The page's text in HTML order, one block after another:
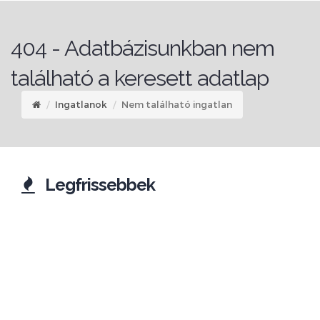
404 - Adatbázisunkban nem
található a keresett adatlap
Ingatlanok Nem található ingatlan
Legfrissebbek